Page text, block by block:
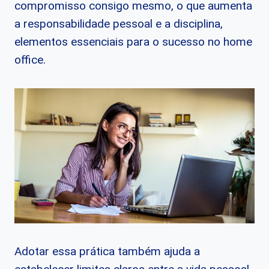
compromisso consigo mesmo, o que aumenta
a responsabilidade pessoal e a disciplina,
elementos essenciais para o sucesso no home
office.
Adotar essa prática também ajuda a